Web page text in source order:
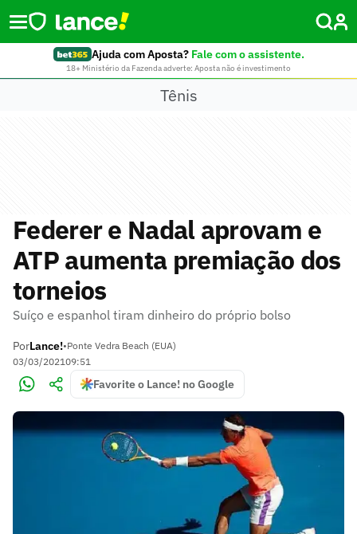
Ajuda com Aposta? Fale com o assistente.
18+ Ministério da Fazenda adverte: Aposta não é investimento
Tênis
Federer e Nadal aprovam e
ATP aumenta premiação dos
torneios
Suíço e espanhol tiram dinheiro do próprio bolso
PorLance!•Ponte Vedra Beach (EUA)
03/03/202109:51
Favorite o Lance! no Google